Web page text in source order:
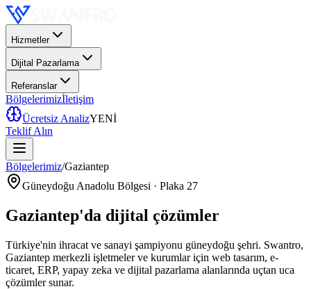
Hizmetler
Dijital Pazarlama
Referanslar
Bölgelerimizİletişim
Ücretsiz AnalizYENİ
Teklif Alın
Bölgelerimiz/Gaziantep
Güneydoğu Anadolu Bölgesi · Plaka 27
Gaziantep'da dijital çözümler
Türkiye'nin ihracat ve sanayi şampiyonu güneydoğu şehri. Swantro,
Gaziantep merkezli işletmeler ve kurumlar için web tasarım, e-
ticaret, ERP, yapay zeka ve dijital pazarlama alanlarında uçtan uca
çözümler sunar.